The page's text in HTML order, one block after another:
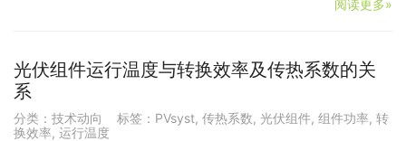
阅读更多»
光伏组件运行温度与转换效率及传热系数的关
系
分类： 技术动向 标签： PVsyst, 传热系数, 光伏组件, 组件功率, 转
换效率, 运行温度